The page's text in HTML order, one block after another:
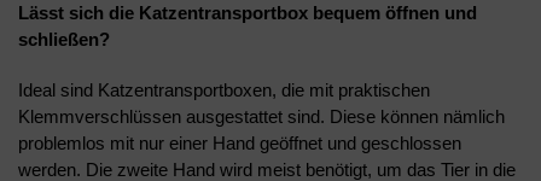
Lässt sich die Katzentransportbox bequem öffnen und
schließen?
Ideal sind Katzentransportboxen, die mit praktischen
Klemmverschlüssen ausgestattet sind. Diese können nämlich
problemlos mit nur einer Hand geöffnet und geschlossen
werden. Die zweite Hand wird meist benötigt, um das Tier in die